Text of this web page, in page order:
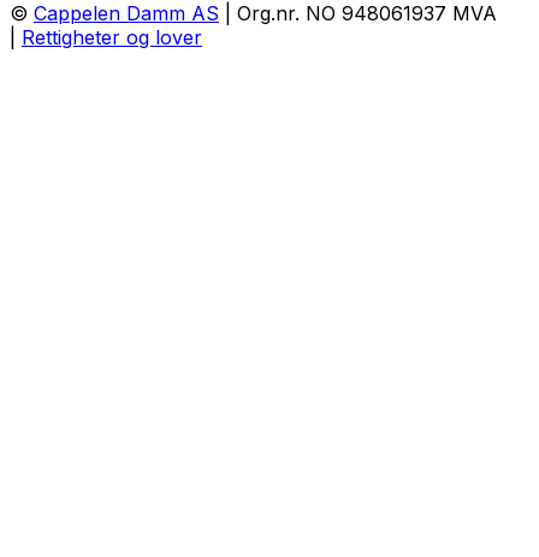
© Cappelen Damm AS | Org.nr. NO 948061937 MVA
Rettigheter og lover